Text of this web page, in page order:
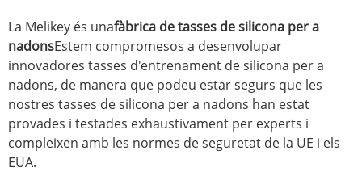
La Melikey és unafàbrica de tasses de silicona per a
nadonsEstem compromesos a desenvolupar
innovadores tasses d'entrenament de silicona per a
nadons, de manera que podeu estar segurs que les
nostres tasses de silicona per a nadons han estat
provades i testades exhaustivament per experts i
compleixen amb les normes de seguretat de la UE i els
EUA.